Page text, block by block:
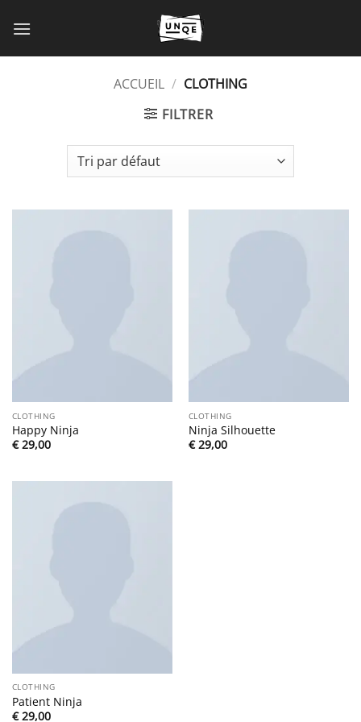
au
ACCUEIL / CLOTHING
FILTRER
CLOTHING
Happy Ninja
€29,00
CLOTHING
Ninja Silhouette
€29,00
CLOTHING
Patient Ninja
€29,00